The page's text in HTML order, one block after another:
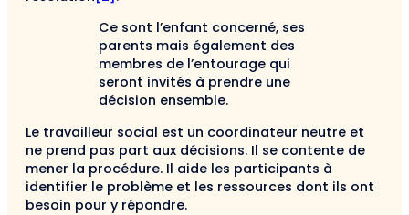
Ce sont l’enfant concerné, ses
parents mais également des
membres de l’entourage qui
seront invités à prendre une
décision ensemble.
Le travailleur social est un coordinateur neutre et
ne prend pas part aux décisions. Il se contente de
mener la procédure. Il aide les participants à
identifier le problème et les ressources dont ils ont
besoin pour y répondre.